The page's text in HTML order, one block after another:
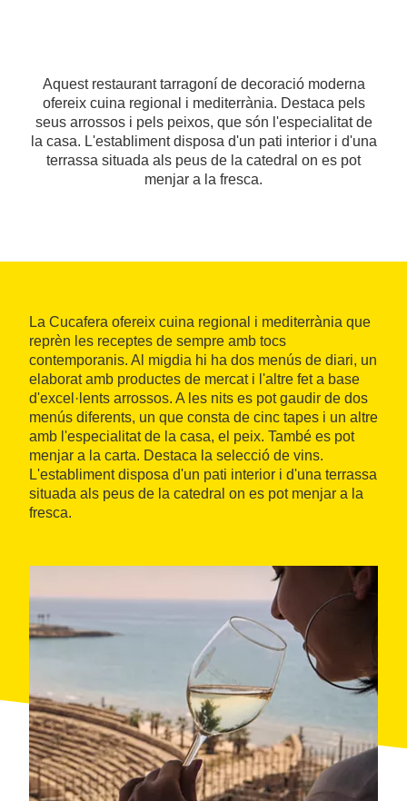
Aquest restaurant tarragoní de decoració moderna
ofereix cuina regional i mediterrània. Destaca pels
seus arrossos i pels peixos, que són l'especialitat de
la casa. L'establiment disposa d'un pati interior i d'una
terrassa situada als peus de la catedral on es pot
menjar a la fresca.
La Cucafera ofereix cuina regional i mediterrània que
reprèn les receptes de sempre amb tocs
contemporanis. Al migdia hi ha dos menús de diari, un
elaborat amb productes de mercat i l'altre fet a base
d'excel·lents arrossos. A les nits es pot gaudir de dos
menús diferents, un que consta de cinc tapes i un altre
amb l'especialitat de la casa, el peix. També es pot
menjar a la carta. Destaca la selecció de vins.
L'establiment disposa d'un pati interior i d'una terrassa
situada als peus de la catedral on es pot menjar a la
fresca.